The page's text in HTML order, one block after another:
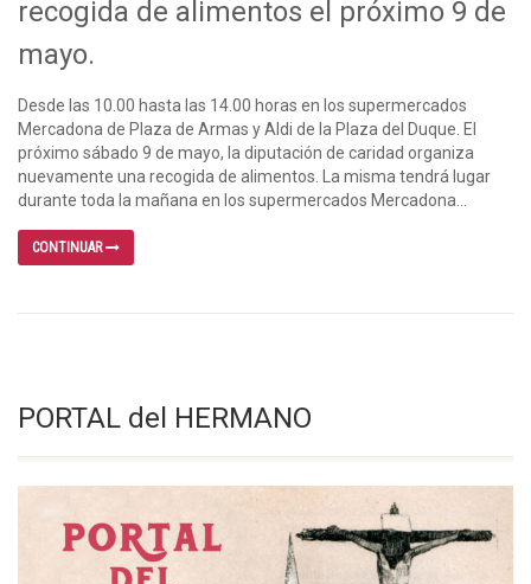
recogida de alimentos el próximo 9 de
mayo.
Desde las 10.00 hasta las 14.00 horas en los supermercados
Mercadona de Plaza de Armas y Aldi de la Plaza del Duque. El
próximo sábado 9 de mayo, la diputación de caridad organiza
nuevamente una recogida de alimentos. La misma tendrá lugar
durante toda la mañana en los supermercados Mercadona...
CONTINUAR
PORTAL del HERMANO